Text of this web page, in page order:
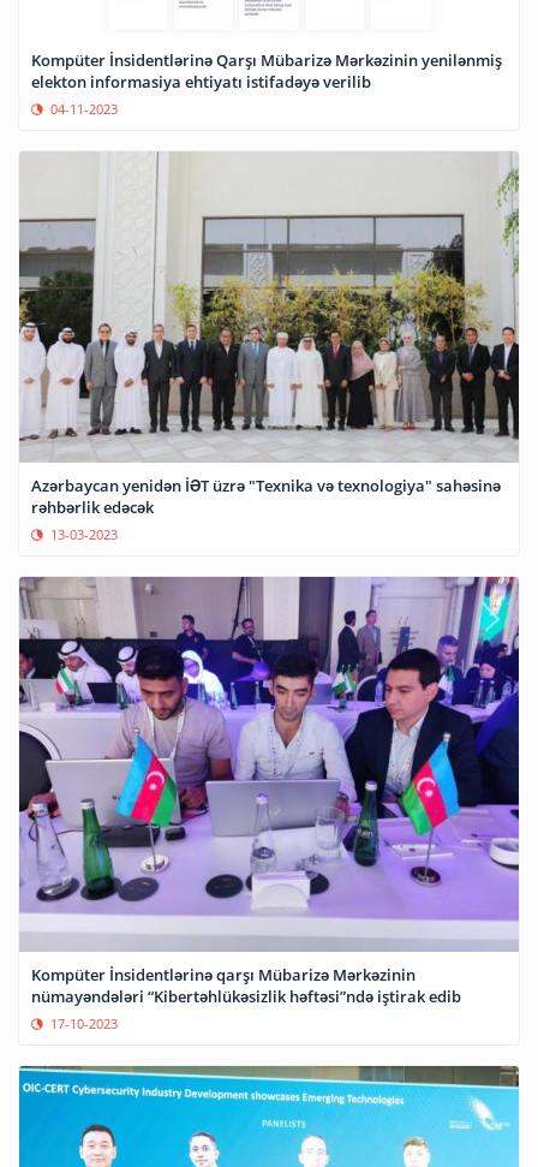
Kompüter İnsidentlərinə Qarşı Mübarizə Mərkəzinin yenilənmiş
elekton informasiya ehtiyatı istifadəyə verilib
04-11-2023
Azərbaycan yenidən İƏT üzrə "Texnika və texnologiya" sahəsinə
rəhbərlik edəcək
13-03-2023
Kompüter İnsidentlərinə qarşı Mübarizə Mərkəzinin
nümayəndələri “Kibertəhlükəsizlik həftəsi”ndə iştirak edib
17-10-2023